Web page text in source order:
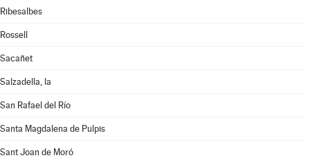
Ribesalbes
Rossell
Sacañet
Salzadella, la
San Rafael del Río
Santa Magdalena de Pulpis
Sant Joan de Moró